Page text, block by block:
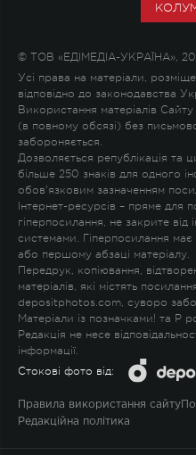
© ТОВ «ЕДІМЕДІА-УКРАЇНА»,
Усі права на матеріали,
відповідно до законодавства
Використання матеріалів
(в повному обсязі) без
забороняється.
Дозволяється републікація та
більше 250 знаків для одного
обов'язковим зазначенням
Інтернет-ресурсів – пряме для
гіперпосилання, не закрите від
системами. Гіперпосилання
або першому абзаці матеріалу.
Передрук, копіювання,
матеріалів, які містять
depositphotos.com, суворо
Матеріали із позначками! та P
Редакція не несе
інформації.
Стокові фото від:
Правила використання сайту
Редакційна політика